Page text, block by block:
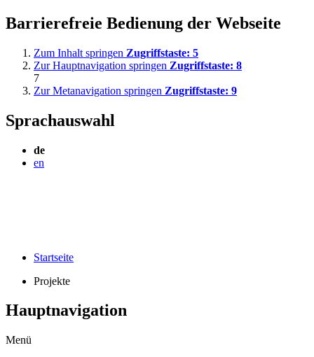
Barrierefreie Bedienung der Webseite
Zum Inhalt springen Zugriffstaste: 5
Zur Hauptnavigation springen Zugriffstaste: 8
7
Zur Metanavigation springen Zugriffstaste: 9
Sprachauswahl
de
en
Startseite
Projekte
Hauptnavigation
Menü